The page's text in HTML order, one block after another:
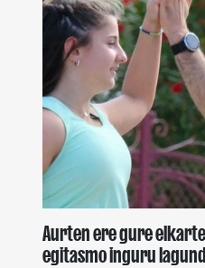
Aurten ere gure
egitasmo inguru